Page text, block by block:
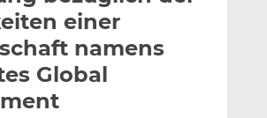
a
n
n
k
e
d
c
e
b
o
einer
namens
Global